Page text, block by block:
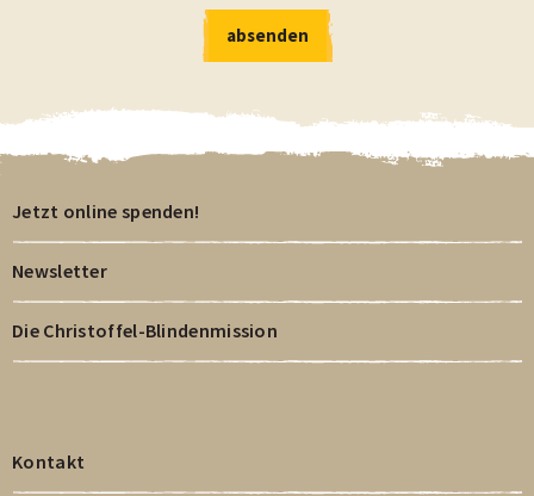
absenden
Jetzt online spenden!
Newsletter
Die Christoffel-Blindenmission
Kontakt